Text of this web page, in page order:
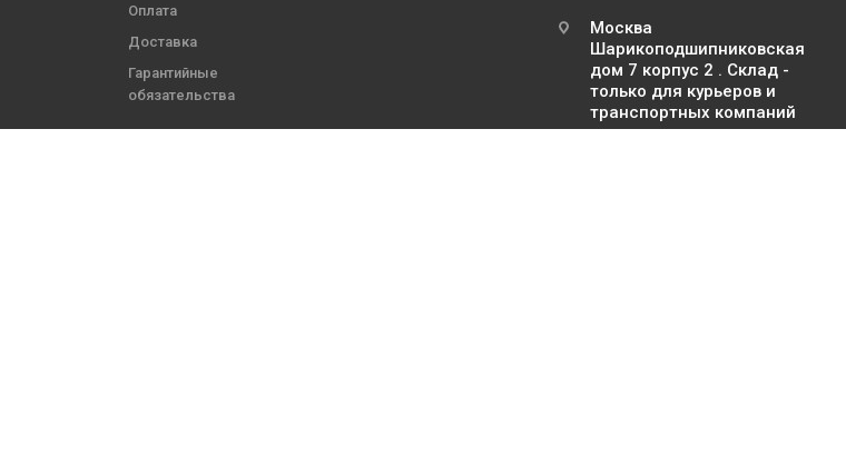
Оплата
Доставка
Гарантийные
обязательства
Москва
Шарикоподшипниковская
дом 7 корпус 2 . Склад -
только для курьеров и
транспортных компаний